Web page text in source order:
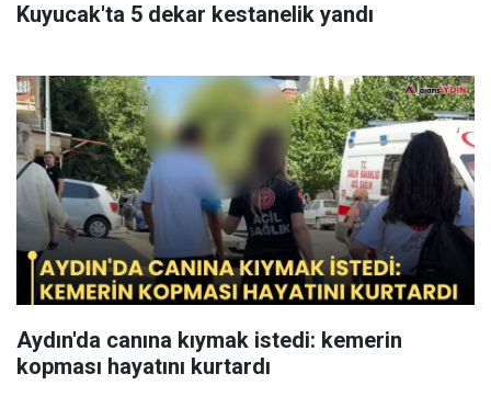
Kuyucak'ta 5 dekar kestanelik yandı
Aydın'da canına kıymak istedi: kemerin
kopması hayatını kurtardı